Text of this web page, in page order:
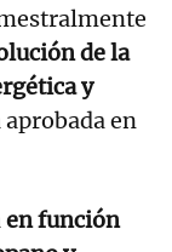
de la
y
en
en función